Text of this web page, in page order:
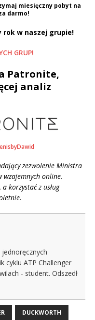
miesięczny pobyt na
darmo!
rok w naszej grupie!
GRUP!
Patronite,
analiz
zezwolenie Ministra
wzajemnych online.
korzystać z usług
cyklu ATP Challenger
- student. Odszedł
DUCKWORTH